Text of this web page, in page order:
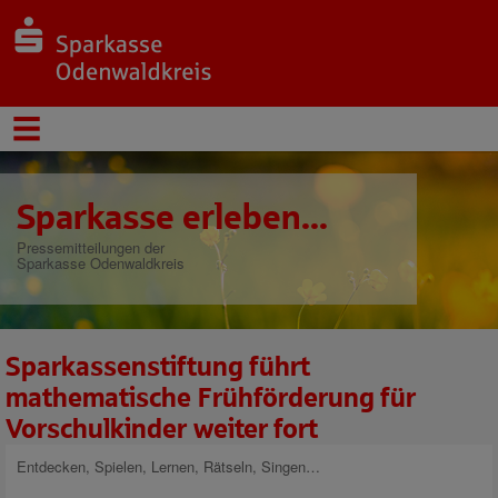
Sparkasse erleben...
Pressemitteilungen der
Sparkasse Odenwaldkreis
Sparkassenstiftung führt
mathematische Frühförderung für
Vorschulkinder weiter fort
Entdecken, Spielen, Lernen, Rätseln, Singen…